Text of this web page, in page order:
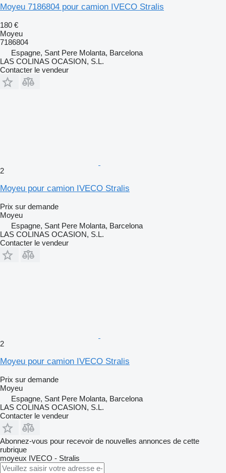
Moyeu 7186804 pour camion IVECO Stralis
180 €
Moyeu
7186804
Espagne, Sant Pere Molanta, Barcelona
LAS COLINAS OCASION, S.L.
Contacter le vendeur
2
Moyeu pour camion IVECO Stralis
Prix sur demande
Moyeu
Espagne, Sant Pere Molanta, Barcelona
LAS COLINAS OCASION, S.L.
Contacter le vendeur
2
Moyeu pour camion IVECO Stralis
Prix sur demande
Moyeu
Espagne, Sant Pere Molanta, Barcelona
LAS COLINAS OCASION, S.L.
Contacter le vendeur
Abonnez-vous pour recevoir de nouvelles annonces de cette
rubrique
moyeux IVECO - Stralis